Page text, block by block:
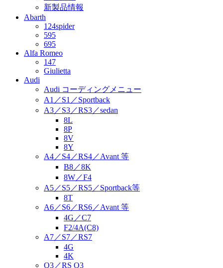
新製品情報
Abarth
124spider
595
695
Alfa Romeo
147
Giulietta
Audi
Audi コーディングメニュー
A1／S1／Sportback
A3／S3／RS3／sedan
8L
8P
8V
8Y
A4／S4／RS4／Avant 等
B8／8K
8W／F4
A5／S5／RS5／Sportback等
8T
A6／S6／RS6／Avant 等
4G／C7
F2/4A(C8)
A7／S7／RS7
4G
4K
Q3／RS Q3